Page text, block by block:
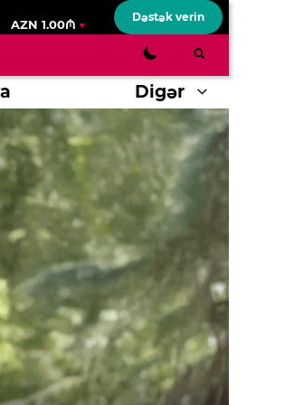
AZN 1.00₼
Dəstək verin
Digər